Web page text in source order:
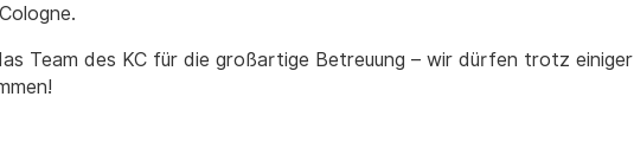
Team des KC für die großartige Betreuung – wir dürfen trotz einiger